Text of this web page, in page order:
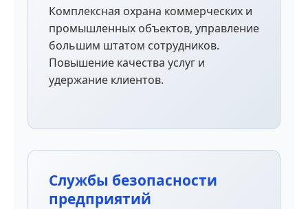
Комплексная охрана коммерческих и
промышленных объектов, управление
большим штатом сотрудников.
Повышение качества услуг и
удержание клиентов.
Службы безопасности
предприятий